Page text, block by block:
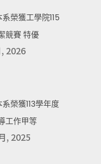
榮獲工學院115
競賽 特優
2026
榮獲113學年度
工作甲等
, 2025